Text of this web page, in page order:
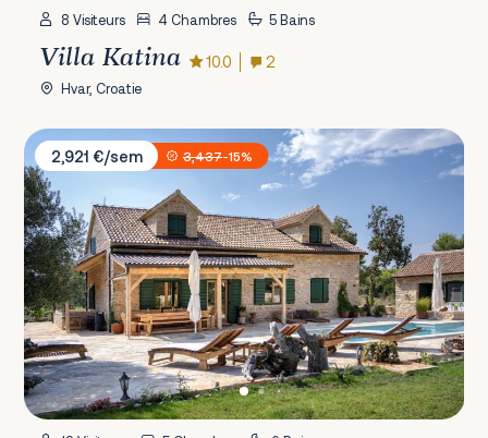
8 Visiteurs 4 Chambres 5 Bains
Villa Katina 10.0 2
Hvar, Croatie
Villa Aristea
2,921 €/sem
3,437-15%